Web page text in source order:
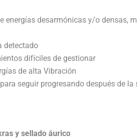
energías desarmónicas y/o densas,
detectado
difíciles de gestionar
de alta Vibración
seguir progresando después de la
y sellado áurico